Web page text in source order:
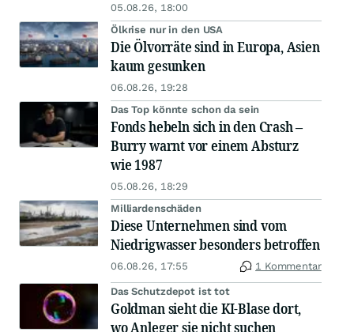
05.08.26, 18:00
Ölkrise nur in den USA
Die Ölvorräte sind in Europa, Asien
kaum gesunken
06.08.26, 19:28
Das Top könnte schon da sein
Fonds hebeln sich in den Crash –
Burry warnt vor einem Absturz
wie 1987
05.08.26, 18:29
Milliardenschäden
Diese Unternehmen sind vom
Niedrigwasser besonders betroffen
06.08.26, 17:55 1 Kommentar
Das Schutzdepot ist tot
Goldman sieht die KI-Blase dort,
wo Anleger sie nicht suchen